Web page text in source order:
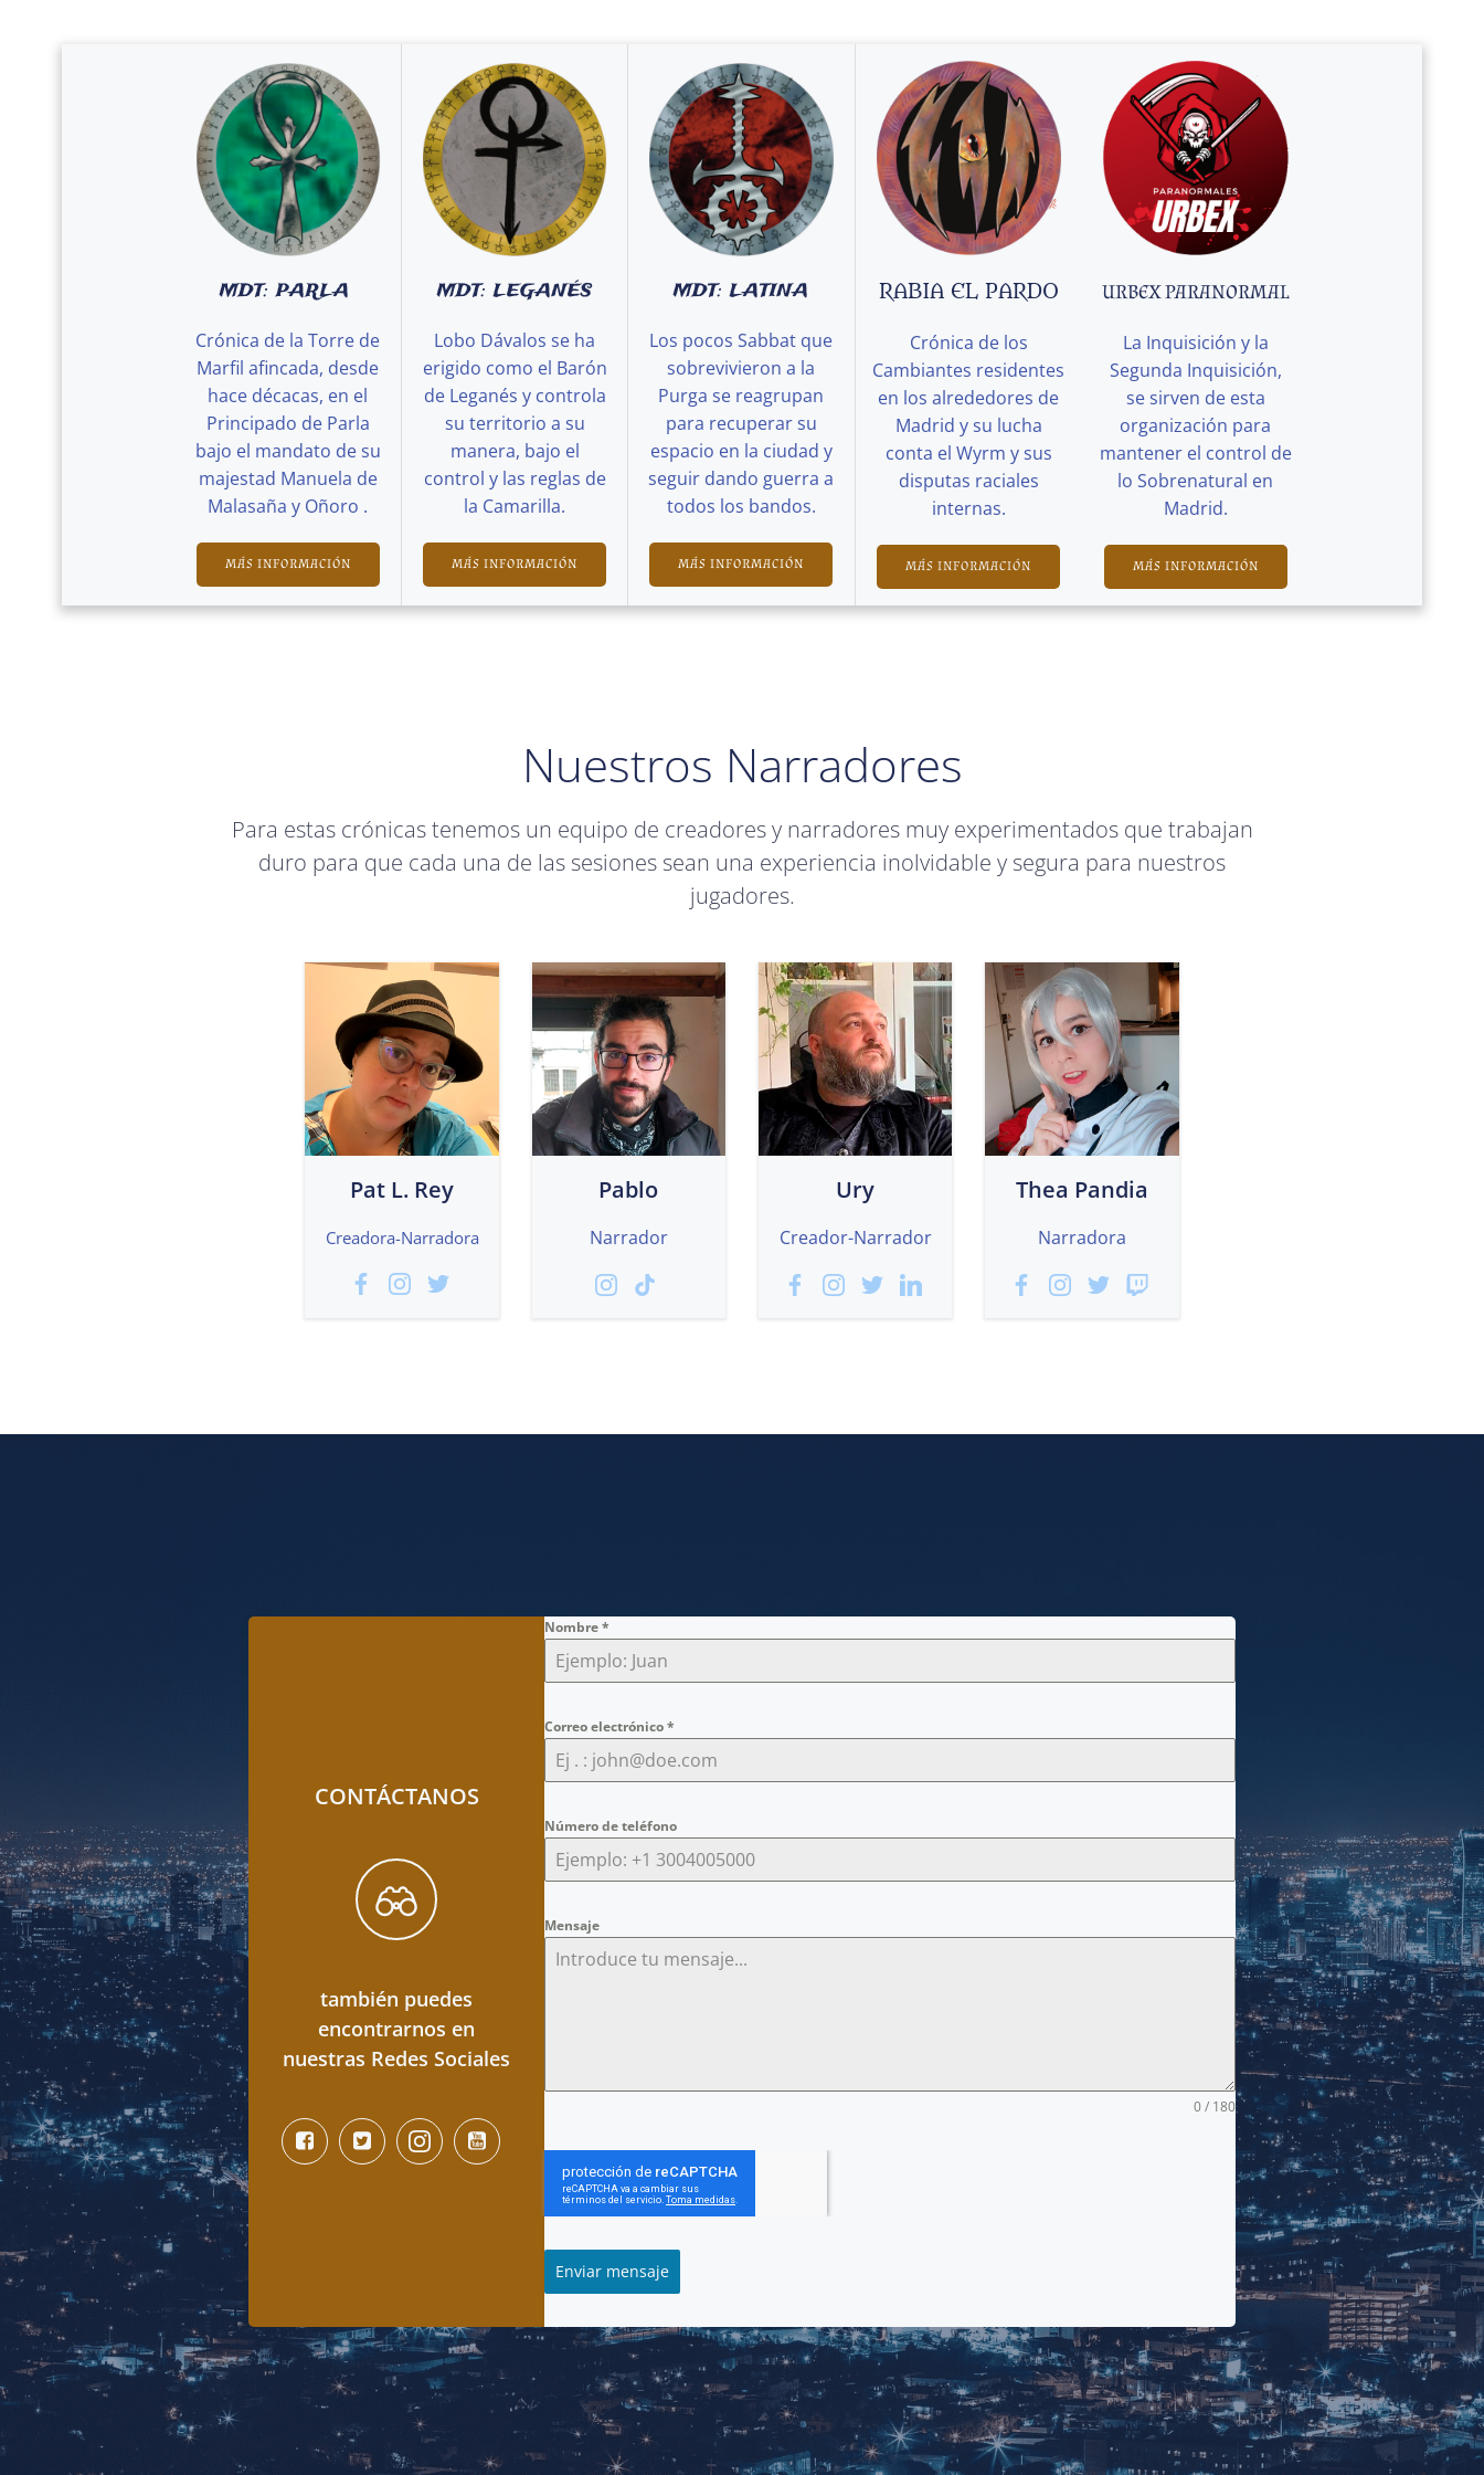
MDT: PARLA
Crónica de la Torre de
Marfil afincada, desde
hace décacas, en el
Principado de Parla
bajo el mandato de su
majestad Manuela de
Malasaña y Oñoro .
MÁS INFORMACIÓN
MDT: LEGANÉS
Lobo Dávalos se ha
erigido como el Barón
de Leganés y controla
su territorio a su
manera, bajo el
control y las reglas de
la Camarilla.
MÁS INFORMACIÓN
MDT: LATINA
Los pocos Sabbat que
sobrevivieron a la
Purga se reagrupan
para recuperar su
espacio en la ciudad y
seguir dando guerra a
todos los bandos.
MÁS INFORMACIÓN
RABIA EL PARDO
Crónica de los
Cambiantes residentes
en los alrededores de
Madrid y su lucha
conta el Wyrm y sus
disputas raciales
internas.
MÁS INFORMACIÓN
URBEX PARANORMAL
La Inquisición y la
Segunda Inquisición,
se sirven de esta
organización para
mantener el control de
lo Sobrenatural en
Madrid.
MÁS INFORMACIÓN
Nuestros Narradores
Para estas crónicas tenemos un equipo de creadores y narradores muy experimentados que trabajan
duro para que cada una de las sesiones sean una experiencia inolvidable y segura para nuestros
jugadores.
Pat L. Rey
Creadora-Narradora
Pablo
Narrador
Ury
Creador-Narrador
Thea Pandia
Narradora
CONTÁCTANOS
también puedes
encontrarnos en
nuestras Redes Sociales
Nombre*
Correo electrónico*
Número de teléfono
Mensaje
0 / 180
Enviar mensaje